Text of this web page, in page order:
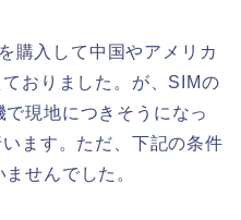
購入して中国やアメリカ
おりました。が、SIMの
現地につきそうになっ
ます。ただ、下記の条件
せんでした。